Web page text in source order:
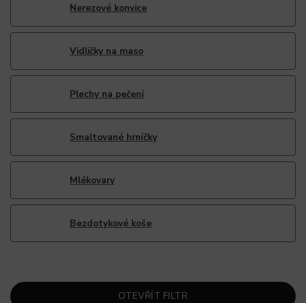
Nerezové konvice
Vidličky na maso
Plechy na pečení
Smaltované hrníčky
Mlékovary
Bezdotykové koše
OTEVŘÍT FILTR